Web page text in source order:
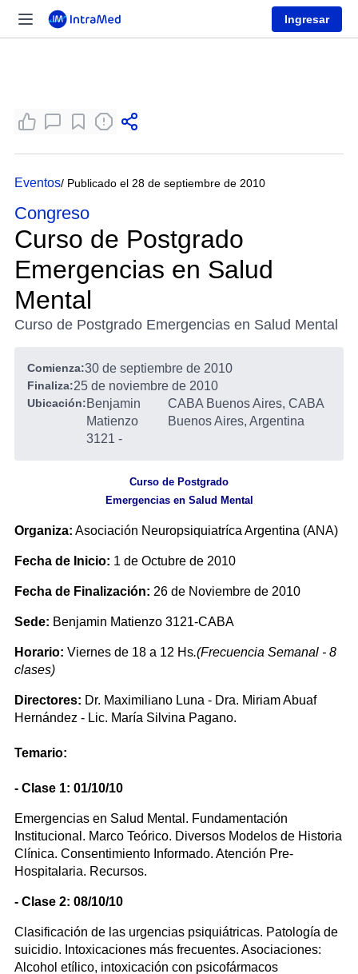
Ingresar
Eventos/ Publicado el 28 de septiembre de 2010
Congreso
Curso de Postgrado
Emergencias en Salud
Mental
Curso de Postgrado Emergencias en Salud Mental
Comienza:30 de septiembre de 2010
Finaliza:25 de noviembre de 2010
Ubicación:Benjamin
Matienzo
3121 -
CABA Buenos Aires, CABA
Buenos Aires, Argentina
Curso de Postgrado
Emergencias en Salud Mental
Organiza: Asociación Neuropsiquiatríca Argentina (ANA)
Fecha de Inicio: 1 de Octubre de 2010
Fecha de Finalización: 26 de Noviembre de 2010
Sede: Benjamin Matienzo 3121-CABA
Horario: Viernes de 18 a 12 Hs.(Frecuencia Semanal - 8
clases)
Directores: Dr. Maximiliano Luna - Dra. Miriam Abuaf
Hernández - Lic. María Silvina Pagano.
Temario:
- Clase 1: 01/10/10
Emergencias en Salud Mental. Fundamentación
Institucional. Marco Teórico. Diversos Modelos de Historia
Clínica. Consentimiento Informado. Atención Pre-
Hospitalaria. Recursos.
- Clase 2: 08/10/10
Clasificación de las urgencias psiquiátricas. Patología de
suicidio. Intoxicaciones más frecuentes. Asociaciones:
Alcohol etílico, intoxicación con psicofármacos